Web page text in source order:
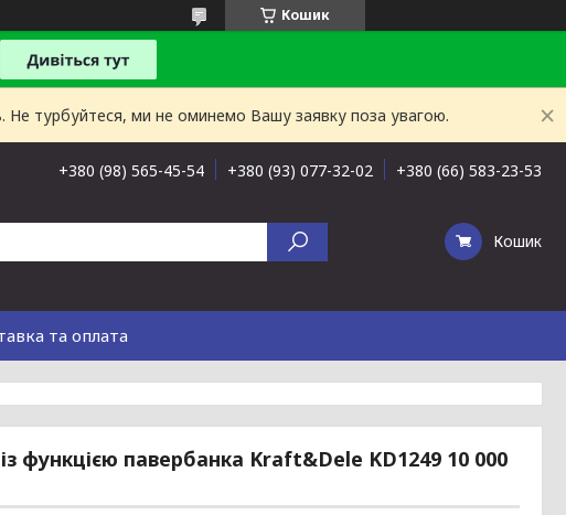
Кошик
Не турбуйтеся, ми не оминемо Вашу заявку поза увагою.
+380 (98) 565-45-54 +380 (93) 077-32-02 +380 (66) 583-23-53
Кошик
та оплата
функцією павербанка Kraft&Dele KD1249 10 000